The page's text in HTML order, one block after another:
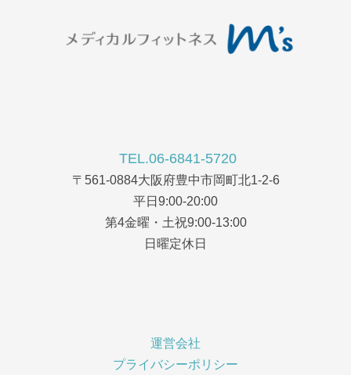
TEL.06-6841-5720
〒561-0884大阪府豊中市岡町北1-2-6
平日9:00-20:00
第4金曜・土祝9:00-13:00
日曜定休日
運営会社
プライバシーポリシー